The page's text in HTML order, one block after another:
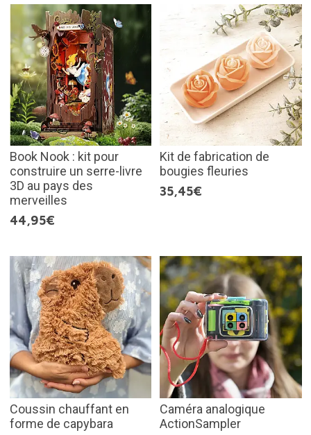
Book Nook : kit pour
construire un serre-livre
3D au pays des
merveilles
44,95€
Kit de fabrication de
bougies fleuries
35,45€
Coussin chauffant en
forme de capybara
Caméra analogique
ActionSampler